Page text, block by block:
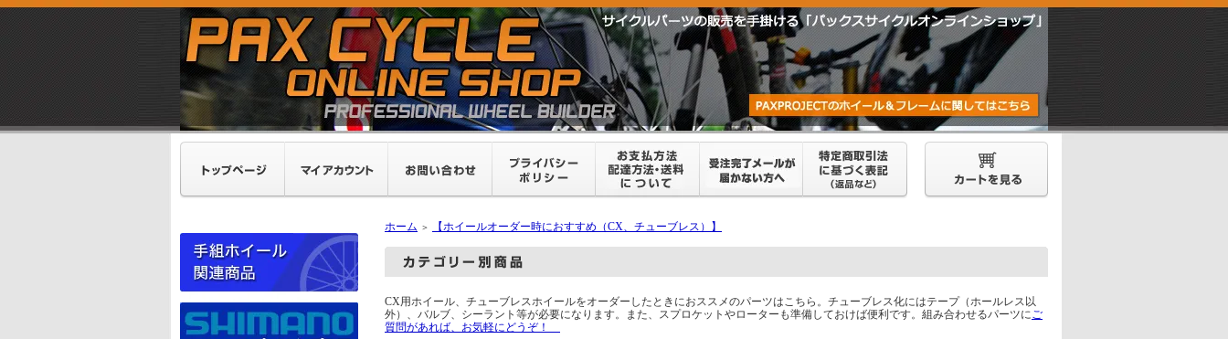
ホーム ＞ 【ホイールオーダー時におすすめ（CX、チューブレス）】
CX用ホイール、チューブレスホイールをオーダーしたときにおススメのパーツはこちら。チューブレス化にはテープ（ホールレス以
外）、バルブ、シーラント等が必要になります。また、スプロケットやローターも準備しておけば便利です。組み合わせるパーツにご
質問があれば、お気軽にどうぞ！